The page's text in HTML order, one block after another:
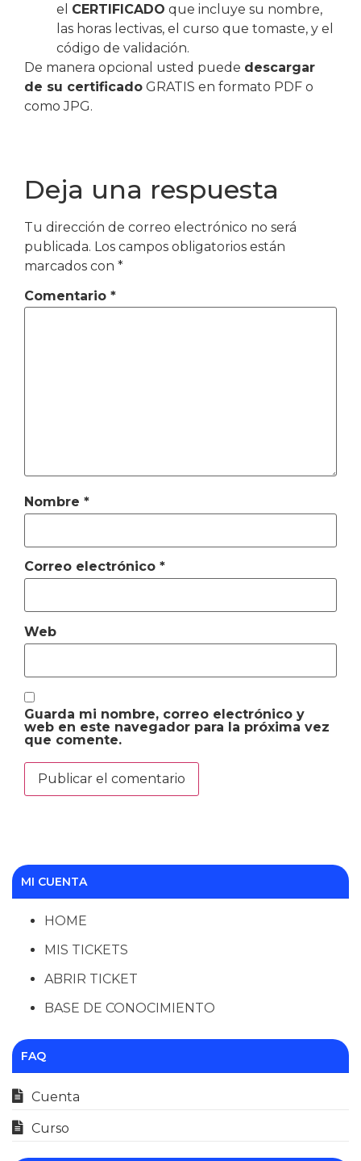
el CERTIFICADO que incluye su nombre,
las horas lectivas, el curso que tomaste, y el
código de validación.
De manera opcional usted puede descargar
de su certificado GRATIS en formato PDF o
como JPG.
Deja una respuesta
Tu dirección de correo electrónico no será
publicada. Los campos obligatorios están
marcados con *
Comentario *
Nombre *
Correo electrónico *
Web
Guarda mi nombre, correo electrónico y
web en este navegador para la próxima vez
que comente.
MI CUENTA
HOME
MIS TICKETS
ABRIR TICKET
BASE DE CONOCIMIENTO
FAQ
Cuenta
Curso